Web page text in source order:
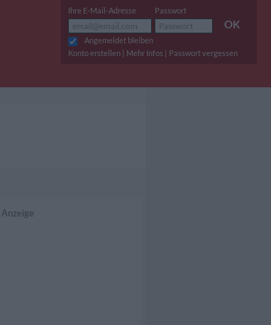
Ihre E-Mail-Adresse Passwort
OK
Angemeldet bleiben
Konto erstellen | Mehr Infos | Passwort vergessen
Anzeige